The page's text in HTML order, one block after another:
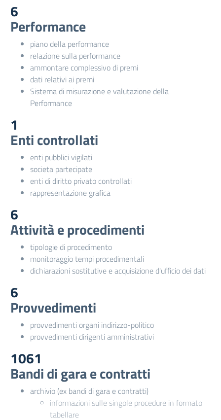
6
Performance
piano della performance
relazione sulla performance
ammontare complessivo di premi
dati relativi ai premi
Sistema di misurazione e valutazione della
Performance
1
Enti controllati
enti pubblici vigilati
societa partecipate
enti di diritto privato controllati
rappresentazione grafica
6
Attività e procedimenti
tipologie di procedimento
monitoraggio tempi procedimentali
dichiarazioni sostitutive e acquisizione d'ufficio dei dati
6
Provvedimenti
provvedimenti organi indirizzo-politico
provvedimenti dirigenti amministrativi
1061
Bandi di gara e contratti
archivio (ex bandi di gara e contratti)
informazioni sulle singole procedure in formato
tabellare